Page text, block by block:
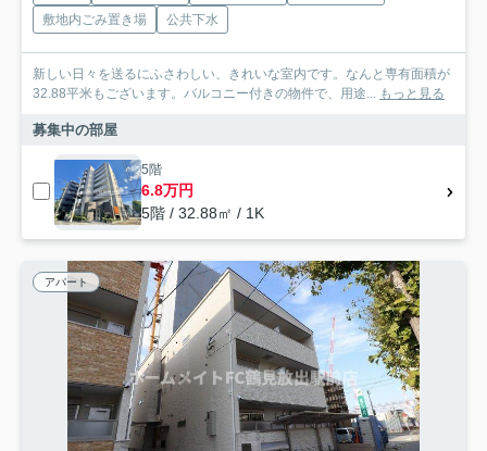
敷地内ごみ置き場
公共下水
新しい日々を送るにふさわしい、きれいな室内です。なんと専有面積が
32.88平米もございます。バルコニー付きの物件で、用途...
もっと見る
募集中の部屋
5階
6.8万円
5階 / 32.88㎡ / 1K
アパート